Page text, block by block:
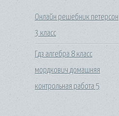
Онлайн решебник петерсон
3 класс
Гдз алгебра 8 класс
мордкович домашняя
контрольная работа 5